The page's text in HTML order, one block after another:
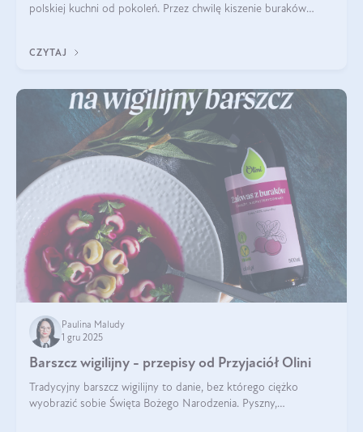
polskiej kuchni od pokoleń. Przez chwilę kiszenie buraków
CZYTAJ
Paulina Maludy
1 gru 2025
Barszcz wigilijny - przepisy od Przyjaciół Olini
Tradycyjny barszcz wigilijny to danie, bez którego ciężko
wyobrazić sobie Święta Bożego Narodzenia. Pyszny,